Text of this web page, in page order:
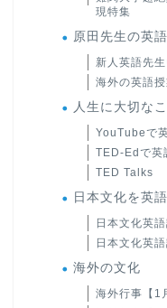
現特集
原田先生の英
新人英語先
海外の英語
人生に大切な
YouTubeで
TED-Edで英
TED Talks
日本文化を英
日本文化英
日本文化英
海外の文化
海外行事【1